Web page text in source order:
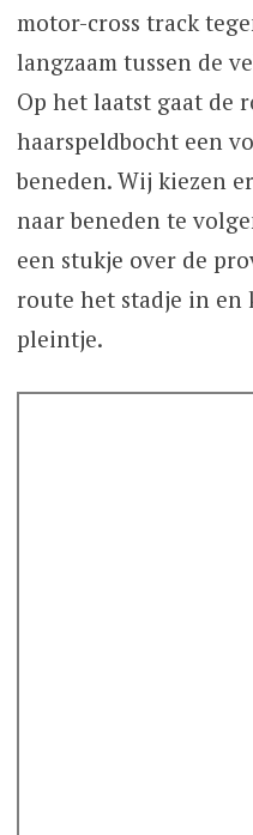
motor-cross track
langzaam tussen de
Op het laatst gaat de
haarspeldbocht een
beneden. Wij kiezen
naar beneden te
een stukje over de
route het stadje in en
pleintje.